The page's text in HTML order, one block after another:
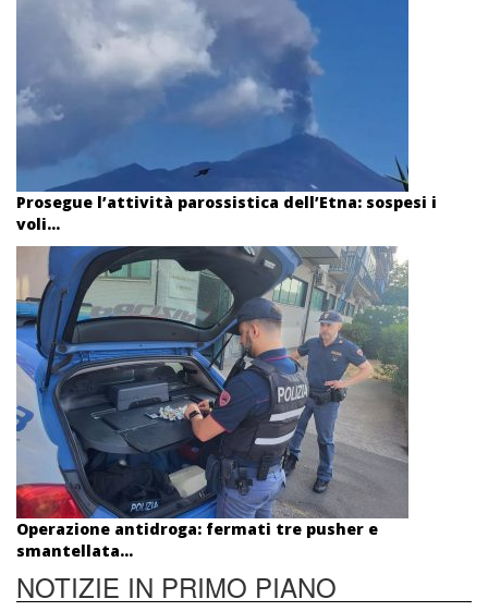
Prosegue l’attività parossistica dell’Etna: sospesi i
voli...
Operazione antidroga: fermati tre pusher e
smantellata...
NOTIZIE IN PRIMO PIANO